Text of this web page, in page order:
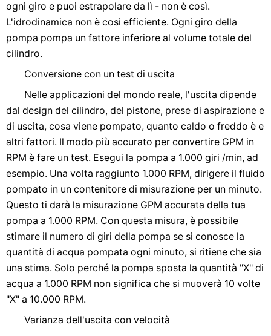
ogni giro e puoi estrapolare da lì - non è così.
L'idrodinamica non è così efficiente. Ogni giro della
pompa pompa un fattore inferiore al volume totale del
cilindro.
Conversione con un test di uscita
Nelle applicazioni del mondo reale, l'uscita dipende
dal design del cilindro, del pistone, prese di aspirazione e
di uscita, cosa viene pompato, quanto caldo o freddo è e
altri fattori. Il modo più accurato per convertire GPM in
RPM è fare un test. Esegui la pompa a 1.000 giri /min, ad
esempio. Una volta raggiunto 1.000 RPM, dirigere il fluido
pompato in un contenitore di misurazione per un minuto.
Questo ti darà la misurazione GPM accurata della tua
pompa a 1.000 RPM. Con questa misura, è possibile
stimare il numero di giri della pompa se si conosce la
quantità di acqua pompata ogni minuto, si ritiene che sia
una stima. Solo perché la pompa sposta la quantità "X" di
acqua a 1.000 RPM non significa che si muoverà 10 volte
"X" a 10.000 RPM.
Varianza dell'uscita con velocità